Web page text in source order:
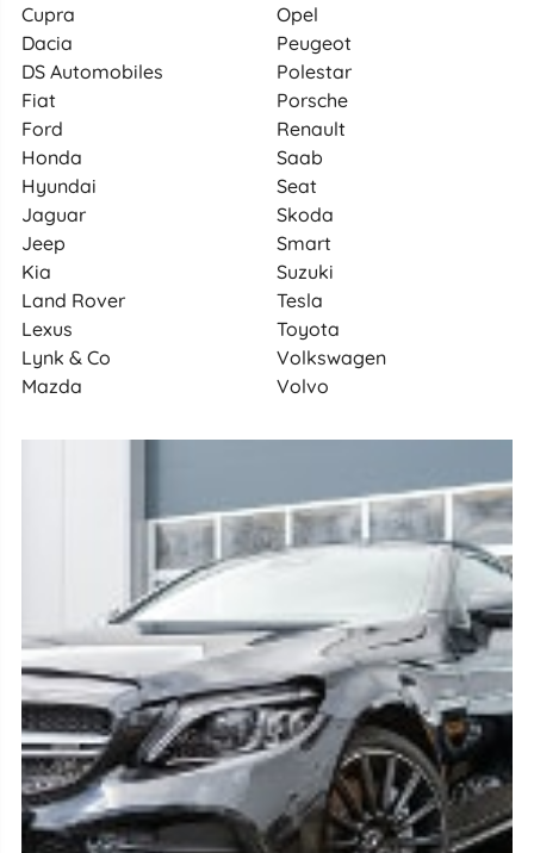
Cupra
Dacia
DS Automobiles
Fiat
Ford
Honda
Hyundai
Jaguar
Jeep
Kia
Land Rover
Lexus
Lynk & Co
Mazda
Opel
Peugeot
Polestar
Porsche
Renault
Saab
Seat
Skoda
Smart
Suzuki
Tesla
Toyota
Volkswagen
Volvo